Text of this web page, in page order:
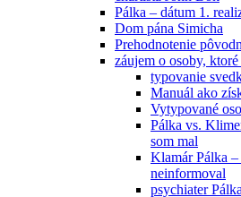
Pálka – dátum 1.
Dom pána Simicha
Prehodnotenie
záujem o osoby,
typovanie
Manuál ako
Vytypované
Pálka vs.
som mal
Klamár Pálka
neinformoval
psychiater Pálka